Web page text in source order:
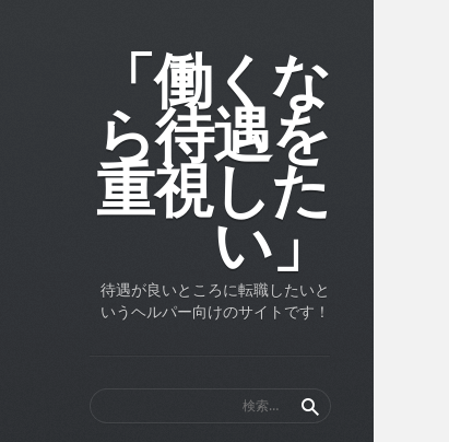
「働くな
ら待遇を
重視した
い」
待遇が良いところに転職したいと
いうヘルパー向けのサイトです！